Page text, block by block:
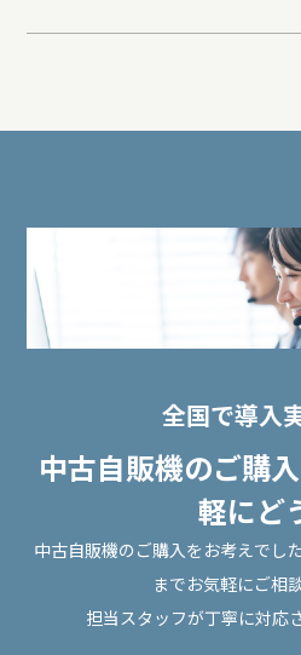
全国で導入
中古自販機のご購
軽にど
中古自販機のご購入をお考えでし
までお気軽にご相
担当スタッフが丁寧に対応